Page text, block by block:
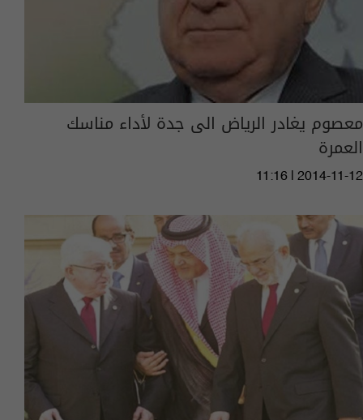
معصوم يغادر الرياض الى جدة لأداء مناسك
العمرة
11:16 | 2014-11-12